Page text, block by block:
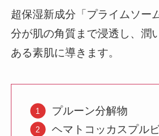
超保湿新成分「プライムソー
分が肌の角質まで浸透し、潤
ある素肌に導きます。
プルーン分解物
ヘマトコッカスプル